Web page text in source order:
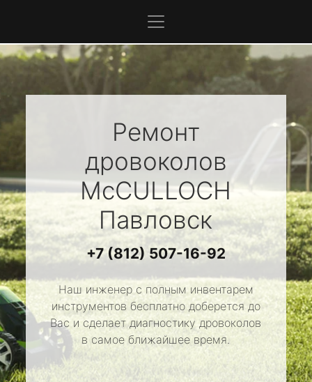
Ремонт
дровоколов
McCULLOCH
Павловск
+7 (812) 507-16-92
Наш инженер с полным инвентарем
инструментов бесплатно доберется до
Вас и сделает диагностику дровоколов
в самое ближайшее время.